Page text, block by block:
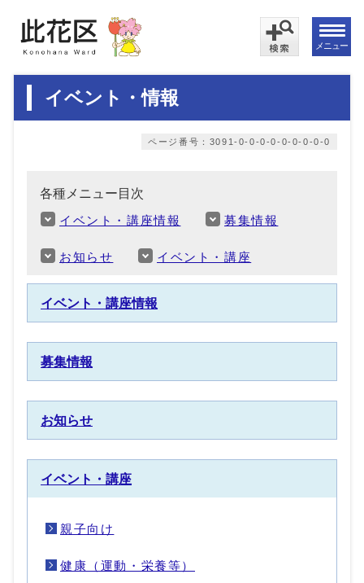
メニュー
イベント・情報
ページ番号：3091-0-0-0-0-0-0-0-0-0
各種メニュー目次
イベント・講座情報 募集情報
お知らせ イベント・講座
イベント・講座情報
募集情報
お知らせ
イベント・講座
親子向け
健康（運動・栄養等）